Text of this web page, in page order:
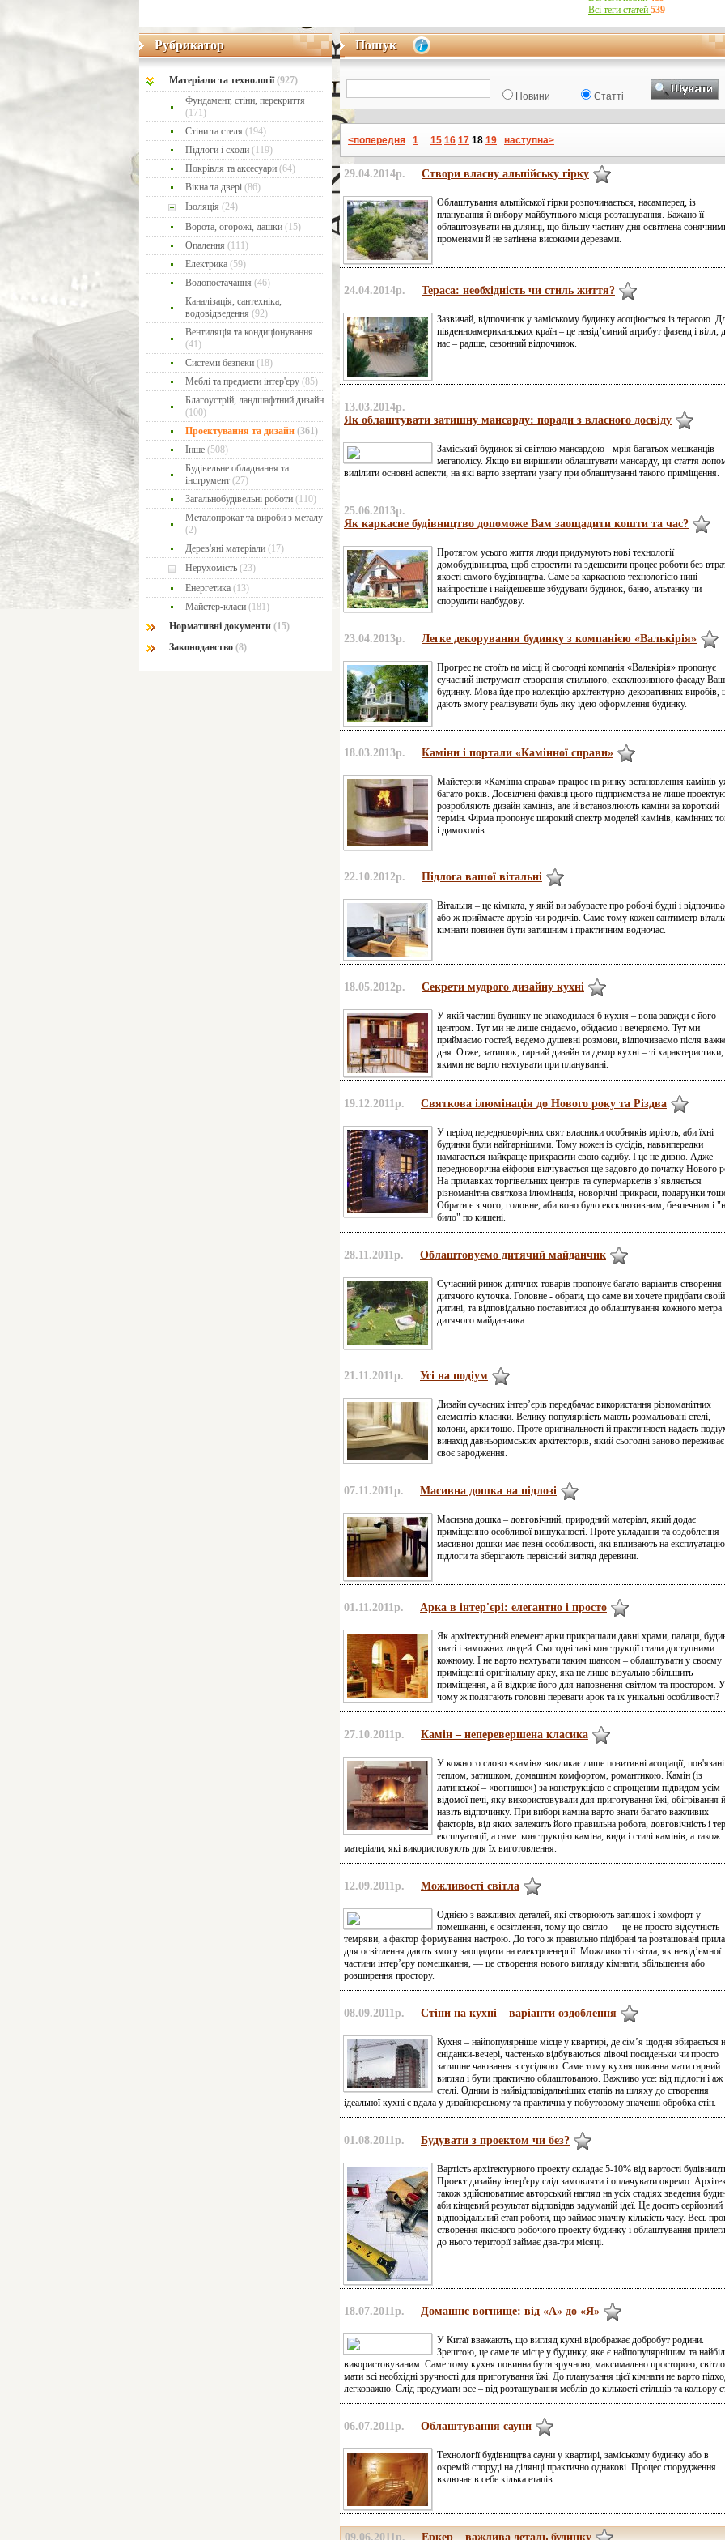
Всі теги статей 539
Рубрикатор
Рубрикатор
Матеріaли та технології(927)
Фундамент, стіни, перекриття
(171)
Стіни та стеля (194)
Підлоги і сходи (119)
Покрівля та аксесуари (64)
Вікна та двері (86)
Ізоляція (24)
Ворота, огорожі, дашки (15)
Опалення (111)
Електрика (59)
Водопостачання (46)
Каналізація, сантехніка,
водовідведення (92)
Вентиляція та кондиціонування
(41)
Системи безпеки (18)
Меблі та предмети інтер'єру (85)
Благоустрій, ландшафтний дизайн
(100)
Проектування та дизайн (361)
Інше (508)
Будівельне обладнання та
інструмент (27)
Загальнобудівельні роботи (110)
Металопрокат та вироби з металу
(2)
Дерев'яні матеріали (17)
Нерухомість (23)
Енергетика (13)
Майстер-класи (181)
Нормативні документи (15)
Законодавство (8)
Пошук
Пошук
Новини Статті
<попередня 1 ... 15 16 17 18 19 наступна>
29.04.2014р. Створи власну альпійську гірку
Облаштування альпійської гірки розпочинається, насамперед, із
планування й вибору майбутнього місця розташування. Бажано її
облаштовувати на ділянці, що більшу частину дня освітлена
променями й не затінена високими деревами.
24.04.2014р. Тераса: необхідність чи стиль життя?
Зазвичай, відпочинок у заміському будинку асоціюється із терасою.
південноамериканських країн – це невід’ємний атрибут фазенд і вілл,
нас – радше, сезонний відпочинок.
13.03.2014р.
Як облаштувати затишну мансарду: поради з власного досвіду
Заміський будинок зі світлою мансардою - мрія багатьох мешканців
мегаполісу. Якщо ви вирішили облаштувати мансарду, ця стаття
виділити основні аспекти, на які варто звертати увагу при облаштуванні такого приміщення.
25.06.2013р.
Як каркасне будівництво допоможе Вам заощадити кошти та час?
Протягом усього життя люди придумують нові технології
домобудівництва, щоб спростити та здешевити процес роботи без
якості самого будівництва. Саме за каркасною технологією нині
найпростіше і найдешевше збудувати будинок, баню, альтанку чи
спорудити надбудову.
23.04.2013р. Легке декорування будинку з компанією «Валькірія»
Прогрес не стоїть на місці й сьогодні компанія «Валькірія» пропонує
сучасний інструмент створення стильного, ексклюзивного фасаду
будинку. Мова йде про колекцію архітектурно-декоративних виробів,
дають змогу реалізувати будь-яку ідею оформлення будинку.
18.03.2013р. Каміни і портали «Камінної справи»
Майстерня «Камінна справа» працює на ринку встановлення камінів
багато років. Досвідчені фахівці цього підприємства не лише
розробляють дизайн камінів, але й встановлюють каміни за короткий
термін. Фірма пропонує широкий спектр моделей камінів, камінних
і димоходів.
22.10.2012р. Підлога вашої вітальні
Вітальня – це кімната, у якій ви забуваєте про робочі будні і
або ж приймаєте друзів чи родичів. Саме тому кожен сантиметр
кімнати повинен бути затишним і практичним водночас.
18.05.2012р. Секрети мудрого дизайну кухні
У якій частині будинку не знаходилася б кухня – вона завжди є його
центром. Тут ми не лише снідаємо, обідаємо і вечеряємо. Тут ми
приймаємо гостей, ведемо душевні розмови, відпочиваємо після
дня. Отже, затишок, гарний дизайн та декор кухні – ті характеристики,
якими не варто нехтувати при плануванні.
19.12.2011р. Святкова ілюмінація до Нового року та Різдва
У період передноворічних свят власники особняків мріють, аби їхні
будинки були найгарнішими. Тому кожен із сусідів, наввипередки
намагається найкраще прикрасити свою садибу. І це не дивно. Адже
передноворічна ейфорія відчувається ще задовго до початку Нового
На прилавках торгівельних центрів та супермаркетів з’являється
різноманітна святкова ілюмінація, новорічні прикраси, подарунки
Обрати є з чого, головне, аби воно було ексклюзивним, безпечним і
било" по кишені.
28.11.2011р. Облаштовуємо дитячий майданчик
Сучасний ринок дитячих товарів пропонує багато варіантів створення
дитячого куточка. Головне - обрати, що саме ви хочете придбати своїй
дитині, та відповідально поставитися до облаштування кожного метра
дитячого майданчика.
21.11.2011р. Усі на подіум
Дизайн сучасних інтер’єрів передбачає використання різноманітних
елементів класики. Велику популярність мають розмальовані стелі,
колони, арки тощо. Проте оригінальності й практичності надасть
винахід давньоримських архітекторів, який сьогодні заново переживає
своє зародження.
07.11.2011р. Масивна дошка на підлозі
Масивна дошка – довговічний, природний матеріал, який додає
приміщенню особливої вишуканості. Проте укладання та оздоблення
масивної дошки має певні особливості, які впливають на експлуатацію
підлоги та зберігають первісний вигляд деревини.
01.11.2011р. Арка в інтер'єрі: елегантно і просто
Як архітектурний елемент арки прикрашали давні храми, палаци,
знаті і заможних людей. Сьогодні такі конструкції стали доступними
кожному. І не варто нехтувати таким шансом – облаштувати у своєму
приміщенні оригінальну арку, яка не лише візуально збільшить
приміщення, а й відкриє його для наповнення світлом та простором. У
чому ж полягають головні переваги арок та їх унікальні особливості?
27.10.2011р. Камін – неперевершена класика
У кожного слово «камін» викликає лише позитивні асоціації,
теплом, затишком, домашнім комфортом, романтикою. Камін (із
латинської – «вогнище») за конструкцією є спрощеним підвидом усім
відомої печі, яку використовували для приготування їжі, обігрівання й
навіть відпочинку. При виборі каміна варто знати багато важливих
факторів, від яких залежить його правильна робота, довговічність і
експлуатації, а саме: конструкцію каміна, види і стилі камінів, а також
матеріали, які використовують для їх виготовлення.
12.09.2011р. Можливості світла
Однією з важливих деталей, які створюють затишок і комфорт у
помешканні, є освітлення, тому що світло — це не просто відсутність
темряви, а фактор формування настрою. До того ж правильно підібрані та розташовані
для освітлення дають змогу заощадити на електроенергії. Можливості світла, як невід’ємної
частини інтер’єру помешкання, — це створення нового вигляду кімнати, збільшення або
розширення простору.
08.09.2011р. Стіни на кухні – варіанти оздоблення
Кухня – найпопулярніше місце у квартирі, де сім’я щодня збирається
сніданки-вечері, частенько відбуваються дівочі посиденьки чи просто
затишне чаювання з сусідкою. Саме тому кухня повинна мати гарний
вигляд і бути практично облаштованою. Важливо усе: від підлоги і аж
стелі. Одним із найвідповідальніших етапів на шляху до створення
ідеальної кухні є вдала у дизайнерському та практична у побутовому значенні обробка стін.
01.08.2011р. Будувати з проектом чи без?
Вартість архітектурного проекту складає 5-10% від вартості
Проект дизайну інтер'єру слід замовляти і оплачувати окремо.
також здійснюватиме авторський нагляд на усіх стадіях зведення
аби кінцевий результат відповідав задуманій ідеї. Це досить серйозний
відповідальний етап роботи, що займає значну кількість часу. Весь
створення якісного робочого проекту будинку і облаштування
до нього території займає два-три місяці.
18.07.2011р. Домашнє вогнище: від «А» до «Я»
У Китаї вважають, що вигляд кухні відображає добробут родини.
Зрештою, це саме те місце у будинку, яке є найпопулярнішим та
використовуваним. Саме тому кухня повинна бути зручною, максимально просторою,
мати всі необхідні зручності для приготування їжі. До планування цієї кімнати не варто
легковажно. Слід продумати все – від розташування меблів до кількості стільців та кольору
06.07.2011р. Облаштування сауни
Технології будівництва сауни у квартирі, заміському будинку або в
окремій споруді на ділянці практично однакові. Процес спорудження
включає в себе кілька етапів...
09.06.2011р. Еркер – важлива деталь будинку